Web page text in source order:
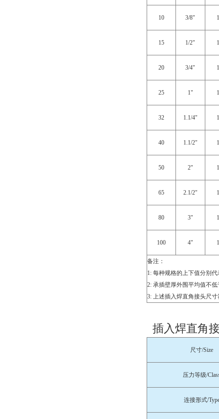
10 3/8"
15 1/2"
20 3/4"
25 1"
32 1.1/4"
40 1.1/2"
50 2"
65 2.1/2"
80 3"
100 4"
备注：
1: 每种规格的上下值分别
2: 承插壁厚外围平均值不
3: 上述插入焊直角接头尺寸
插入焊直角
尺寸/Size
压力等级/
连接形式/